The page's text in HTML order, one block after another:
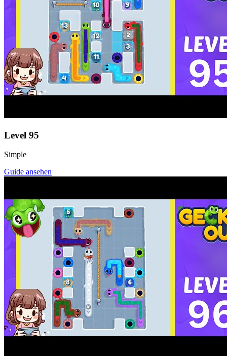
Level 95
Simple
Guide ansehen